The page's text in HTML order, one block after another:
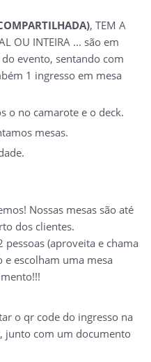
, TEM A
OU INTEIRA ... são em
evento, sentando com
1 ingresso em mesa
o no camarote e o deck.
mesas.
Nossas mesas são até
dos clientes.
pessoas (aproveita e chama
e escolham uma mesa
o qr code do ingresso na
junto com um documento